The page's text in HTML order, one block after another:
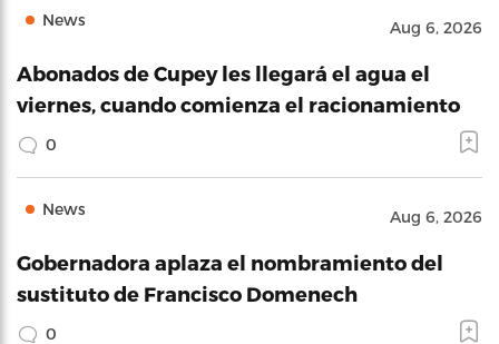
News Aug 6, 2026
Abonados de Cupey les llegará el agua el
viernes, cuando comienza el racionamiento
0
News Aug 6, 2026
Gobernadora aplaza el nombramiento del
sustituto de Francisco Domenech
0